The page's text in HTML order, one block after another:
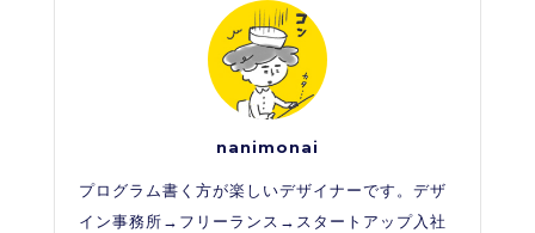
nanimonai
プログラム書く方が楽しいデザイナーです。デザ
イン事務所→フリーランス→スタートアップ入社